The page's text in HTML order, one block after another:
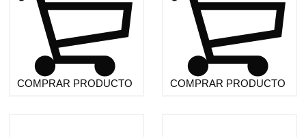
COMPRAR PRODUCTO COMPRAR PRODUCTO